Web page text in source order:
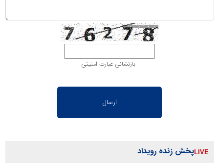
بازنشانی عبارت امنیتی
پخش زنده رویداد